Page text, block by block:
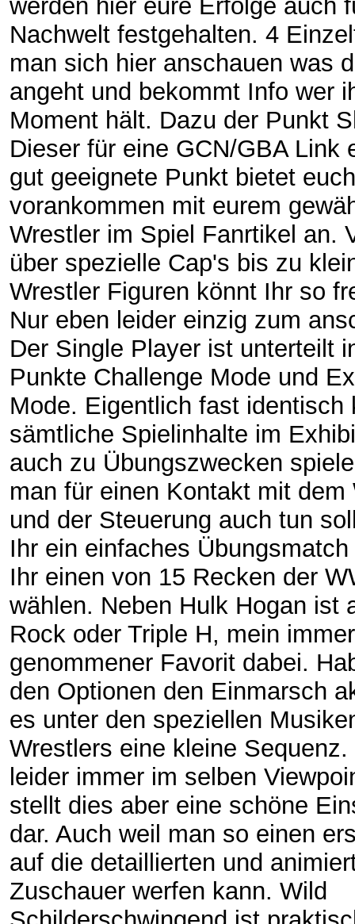
werden hier eure Erfolge auch
Nachwelt festgehalten. 4
man sich hier anschauen was
angeht und bekommt Info wer
Moment hält. Dazu der Punkt
Dieser für eine GCN/GBA Link
gut geeignete Punkt bietet
vorankommen mit eurem
Wrestler im Spiel Fanrtikel an.
über spezielle Cap's bis zu
Wrestler Figuren könnt Ihr so
Nur eben leider einzig zum
Der Single Player ist unterteilt
Punkte Challenge Mode und
Mode. Eigentlich fast identisch
sämtliche Spielinhalte im
auch zu Übungszwecken
man für einen Kontakt mit dem
und der Steuerung auch tun
Ihr ein einfaches
Ihr einen von 15 Recken der
wählen. Neben Hulk Hogan ist
Rock oder Triple H, mein
genommener Favorit dabei.
den Optionen den Einmarsch
es unter den speziellen
Wrestlers eine kleine Sequenz.
leider immer im selben
stellt dies aber eine schöne
dar. Auch weil man so einen
auf die detaillierten und
Zuschauer werfen kann. Wild